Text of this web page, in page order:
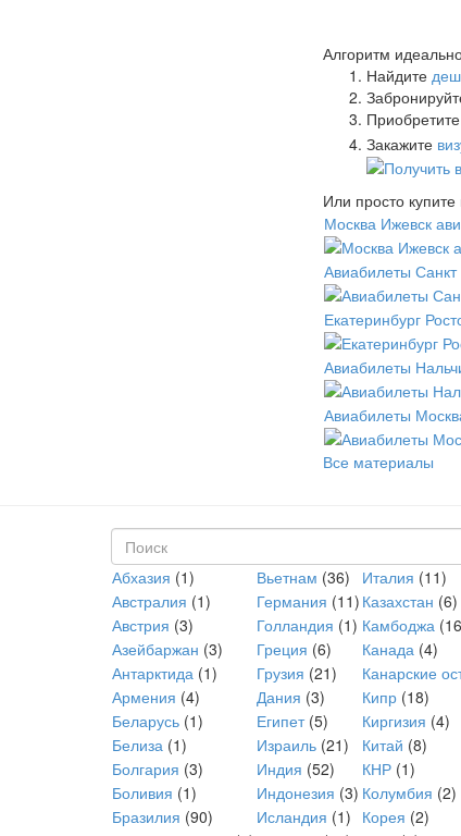
Алгоритм
Найдите
Закажите
Или просто купите
Москва Ижевск
Авиабилеты
Екатеринбург
Авиабилеты
Авиабилеты
Все материалы
Форма поиска
Поиск
Абхазия (1) Вьетнам (36) Италия (11)
Австралия (1) Германия (11) Казахстан (6)
Австрия (3) Голландия (1) Камбоджа
Азейбаржан (3) Греция (6) Канада (4)
Антарктида (1) Грузия (21) Канарские
Армения (4) Дания (3) Кипр (18)
Беларусь (1) Египет (5) Киргизия (4)
Белиза (1) Израиль (21) Китай (8)
Болгария (3) Индия (52) КНР (1)
Боливия (1) Индонезия (3) Колумбия (2)
Бразилия (90) Исландия (1) Корея (2)